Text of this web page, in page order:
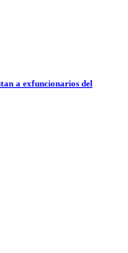
a exfuncionarios del